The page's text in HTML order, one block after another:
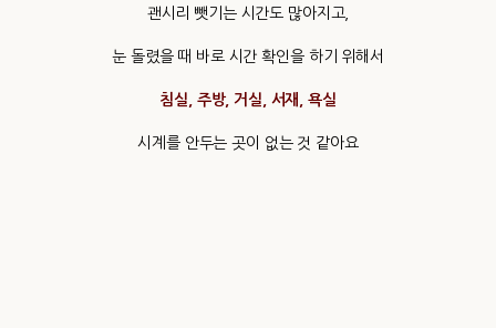
괜시리 뺏기는 시간도 많아지고,
눈 돌렸을 때 바로 시간 확인을 하기 위해서
침실, 주방, 거실, 서재, 욕실
시계를 안두는 곳이 없는 것 같아요